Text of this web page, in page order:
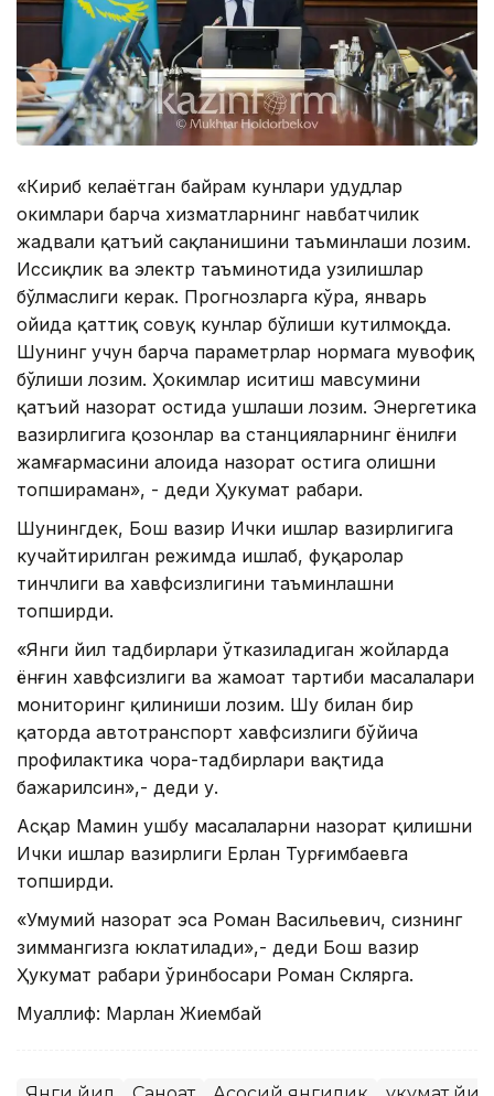
«Кириб келаётган байрам кунлари ҳудудлар
ҳокимлари барча хизматларнинг навбатчилик
жадвали қатъий сақланишини таъминлаши лозим.
Иссиқлик ва электр таъминотида узилишлар
бўлмаслиги керак. Прогнозларга кўра, январь
ойида қаттиқ совуқ кунлар бўлиши кутилмоқда.
Шунинг учун барча параметрлар нормага мувофиқ
бўлиши лозим. Ҳокимлар иситиш мавсумини
қатъий назорат остида ушлаши лозим. Энергетика
вазирлигига қозонлар ва станцияларнинг ёнилғи
жамғармасини алоҳида назорат остига олишни
топшираман», - деди Ҳукумат раҳбари.
Шунингдек, Бош вазир Ички ишлар вазирлигига
кучайтирилган режимда ишлаб, фуқаролар
тинчлиги ва хавфсизлигини таъминлашни
топширди.
«Янги йил тадбирлари ўтказиладиган жойларда
ёнғин хавфсизлиги ва жамоат тартиби масалалари
мониторинг қилиниши лозим. Шу билан бир
қаторда автотранспорт хавфсизлиги бўйича
профилактика чора-тадбирлари вақтида
бажарилсин»,- деди у.
Асқар Мамин ушбу масалаларни назорат қилишни
Ички ишлар вазирлиги Ерлан Турғимбаевга
топширди.
«Умумий назорат эса Роман Васильевич, сизнинг
зиммангизга юклатилади»,- деди Бош вазир
Ҳукумат раҳбари ўринбосари Роман Склярга.
Муаллиф: Марлан Жиембай